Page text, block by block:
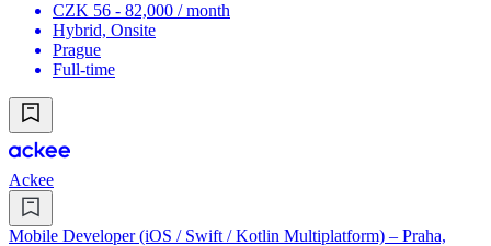
CZK 56 - 82,000 / month
Hybrid, Onsite
Prague
Full-time
Ackee
Mobile Developer (iOS / Swift / Kotlin Multiplatform) – Praha,